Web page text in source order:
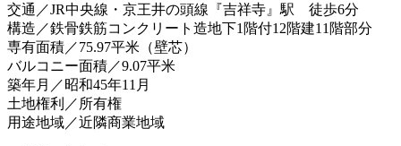
交通／JR中央線・京王井の頭線『吉祥寺』駅 徒歩6分
構造／鉄骨鉄筋コンクリート造地下1階付12階建11階部分
専有面積／75.97平米（壁芯）
バルコニー面積／9.07平米
築年月／昭和45年11月
土地権利／所有権
用途地域／近隣商業地域